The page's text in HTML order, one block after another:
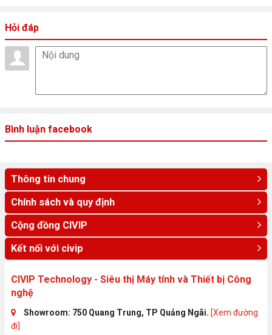
Trọng lượng 2.4 kg
Kích thước
Hỏi đáp
Bình luận facebook
Thông tin chung
Chính sách và quy định
Cộng đồng CIVIP
Kết nối với civip
CIVIP Technology - Siêu thị Máy tính và Thiết bị Công
nghệ
Showroom: 750 Quang Trung, TP Quảng Ngãi. [Xem đường
đi]